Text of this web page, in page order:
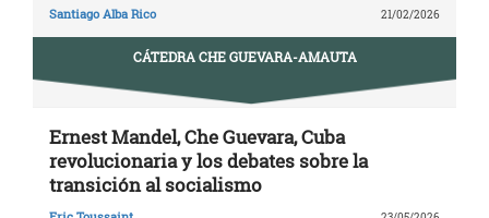
Santiago Alba Rico 21/02/2026
CÁTEDRA CHE GUEVARA-AMAUTA
Ernest Mandel, Che Guevara, Cuba
revolucionaria y los debates sobre la
transición al socialismo